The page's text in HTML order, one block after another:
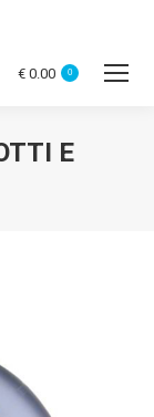
€ 0.00 0
E